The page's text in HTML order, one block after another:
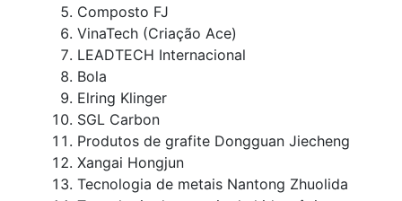
Composto FJ
VinaTech (Criação Ace)
LEADTECH Internacional
Bola
Elring Klinger
SGL Carbon
Produtos de grafite Dongguan Jiecheng
Xangai Hongjun
Tecnologia de metais Nantong Zhuolida